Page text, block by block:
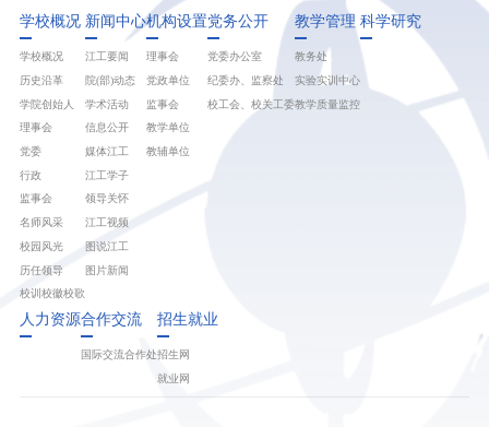
学校概况
学校概况
历史沿革
学院创始人
理事会
党委
行政
监事会
名师风采
校园风光
历任领导
校训校徽校歌
新闻中心
江工要闻
院(部)动态
学术活动
信息公开
媒体江工
江工学子
领导关怀
江工视频
图说江工
图片新闻
机构设置
理事会
党政单位
监事会
教学单位
教辅单位
党务公开
党委办公室
纪委办、监察处
校工会、校关工委
教学管理
教务处
实验实训中心
教学质量监控
科学研究
人力资源合作交流
国际交流合作处
招生就业
招生网
就业网